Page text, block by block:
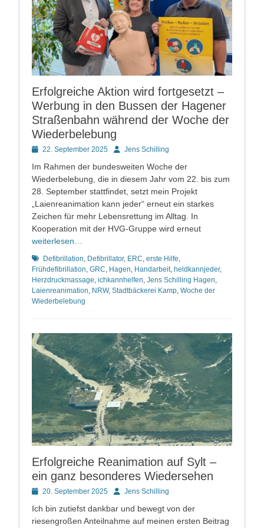
Erfolgreiche Aktion wird fortgesetzt –
Werbung in den Bussen der Hagener
Straßenbahn während der Woche der
Wiederbelebung
Posted22. September 2025 AutorJens Schilling
Im Rahmen der bundesweiten Woche der
Wiederbelebung, die in diesem Jahr vom 22. bis zum
28. September stattfindet, setzt mein Projekt
„Laienreanimation kann jeder“ erneut ein starkes
Zeichen für mehr Lebensrettung im Alltag. In
Kooperation mit der HVG-Gruppe wird erneut
weiterlesen…
Schlagworte
Defibrillation, Defibrillator, ERC, erste Hilfe,
Frühdefibrillation, GRC, Hagen, Handarbeit, heldkannjeder,
Herzdruckmassage, ichkannhelfen, Jens Schilling Hagen,
Laienreanimation, NRW, Stadtbäckerei Kamp, Woche der
Wiederbelebung
Erfolgreiche Reanimation auf Sylt –
ein ganz besonderes Wiedersehen
Posted20. September 2025 AutorJens Schilling
Ich bin zutiefst dankbar und bewegt von der
riesengroßen Anteilnahme auf meinen ersten Beitrag